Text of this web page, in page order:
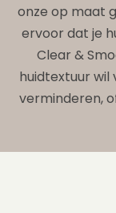
onze op maat
ervoor dat je
Clear &
huidtextuur wil
verminderen,